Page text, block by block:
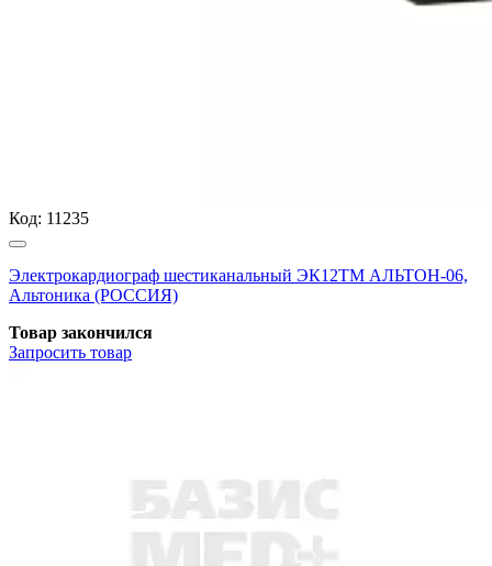
Код: 11235
Электрокардиограф шестиканальный ЭК12ТМ АЛЬТОН-06,
Альтоника (РОССИЯ)
Товар закончился
Запросить товар